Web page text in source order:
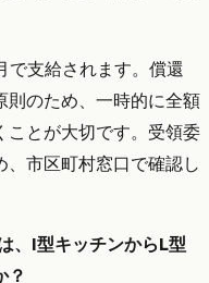
で支給されます。償還
則のため、一時的に全額
ことが大切です。受領委
市区町村窓口で確認し
、I型キッチンからL型
？